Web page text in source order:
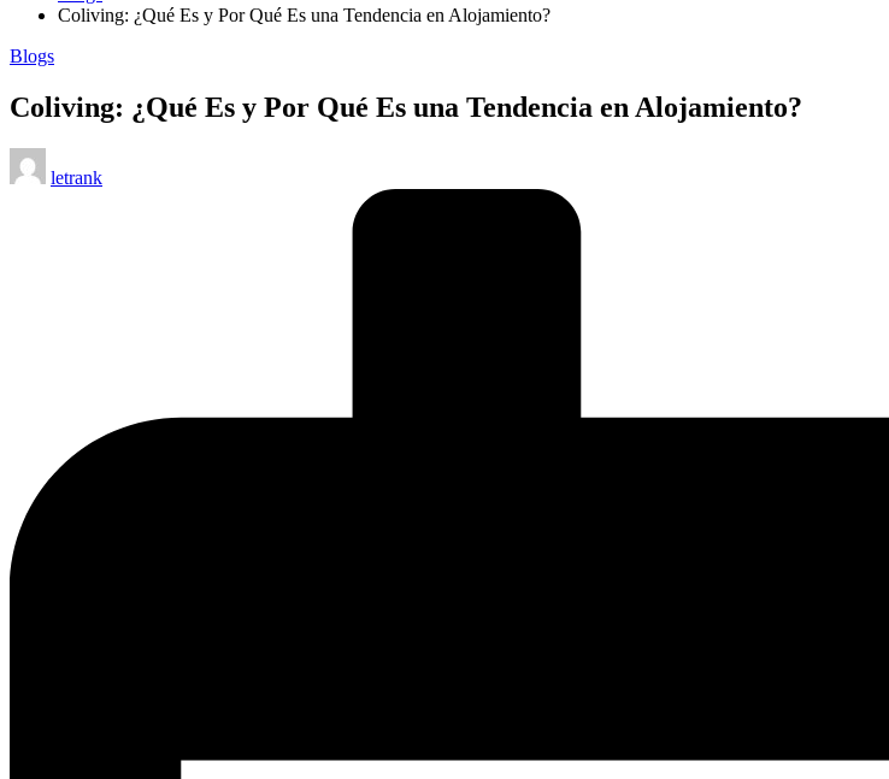
Coliving: ¿Qué Es y Por Qué Es una Tendencia en Alojamiento?
Posted
Blogs
Coliving: ¿Qué Es y Por Qué Es una Tendencia en Alojamiento?
Posted
by
letrank